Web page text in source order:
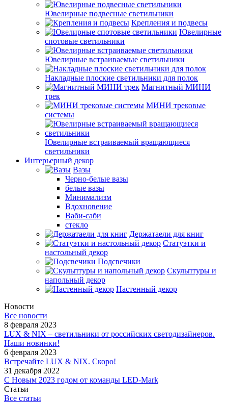
Ювелирные подвесные светильники
Крепления и подвесы
Ювелирные
спотовые светильники
Ювелирные встраиваемые светильники
Накладные плоские светильники для полок
Магнитный МИНИ
трек
МИНИ трековые
системы
Ювелирные встраиваемый вращающиеся
светильники
Интерьерный декор
Вазы
Черно-белые вазы
белые вазы
Минимализм
Вдохновение
Ваби-саби
стекло
Держатаели для книг
Статуэтки и
настольный декор
Подсвечики
Скульптуры и
напольный декор
Настенный декор
Новости
Все новости
8 февраля 2023
LUX & NIX – светильники от российских светодизайнеров.
Наши новинки!
6 февраля 2023
Встречайте LUX & NIX. Скоро!
31 декабря 2022
С Новым 2023 годом от команды LED-Mark
Статьи
Все статьи